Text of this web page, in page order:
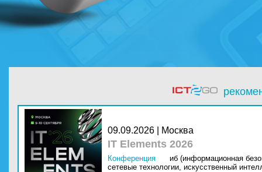
09.09.2026 | Москва
IT Elements 2026
Конференция
иб (информационная
сетевые технологии, искусственный